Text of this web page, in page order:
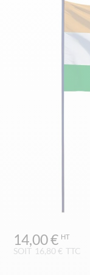
SOIT 16,80 € TTC
14,00 €
to
the